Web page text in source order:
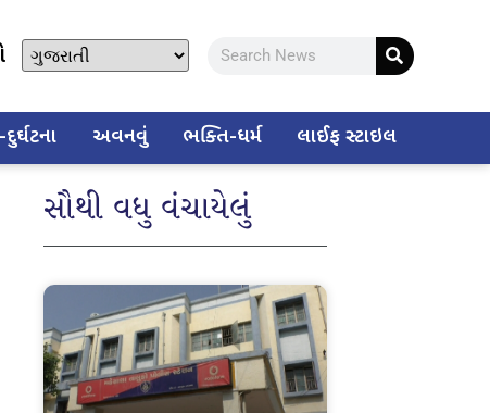
અવનવું ભક્તિ-ધર્મ લાઈફ સ્ટાઇલ
સૌથી વધુ વંચાયેલું